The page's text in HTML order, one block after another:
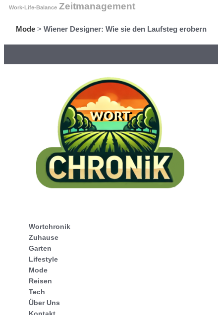
Work-Life-Balance Zeitmanagement
Mode> Wiener Designer: Wie sie den Laufsteg erobern
Wortchronik
Zuhause
Garten
Lifestyle
Mode
Reisen
Tech
Über Uns